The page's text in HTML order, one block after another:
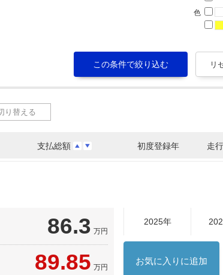
色
支払総額 初度登録年 走
り替える
86.3 万円
89.85 万円
2025年
お気に入りに追加